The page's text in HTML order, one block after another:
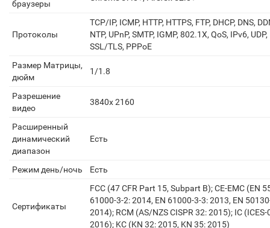
браузеры
Протоколы
TCP/IP, ICMP, HTTP, HTTPS, FTP, DHCP, DNS,
NTP, UPnP, SMTP, IGMP, 802.1X, QoS, IPv6,
SSL/TLS, PPPoE
Размер Матрицы,
дюйм
1/1.8
Разрешение
видео
3840x 2160
Расширенный
динамический
диапазон
Есть
Режим день/ночь Есть
Сертификаты
FCC (47 CFR Part 15, Subpart B); CE-EMC (EN
61000-3-2: 2014, EN 61000-3-3: 2013, EN
2014); RCM (AS/NZS CISPR 32: 2015); IC
2016); KC (KN 32: 2015, KN 35: 2015)